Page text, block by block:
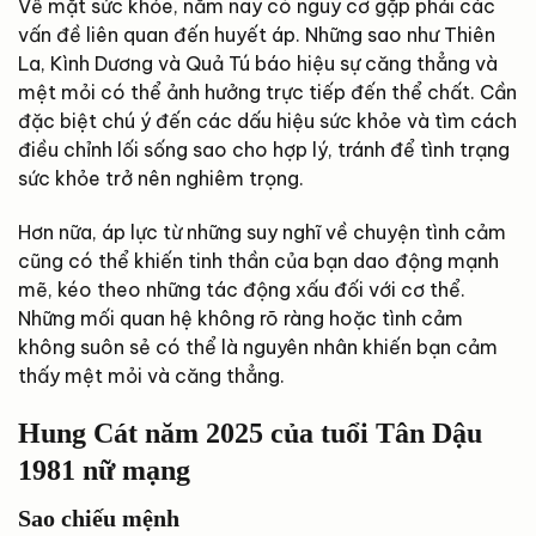
Về mặt sức khỏe, năm nay có nguy cơ gặp phải các
vấn đề liên quan đến huyết áp. Những sao như Thiên
La, Kình Dương và Quả Tú báo hiệu sự căng thẳng và
mệt mỏi có thể ảnh hưởng trực tiếp đến thể chất. Cần
đặc biệt chú ý đến các dấu hiệu sức khỏe và tìm cách
điều chỉnh lối sống sao cho hợp lý, tránh để tình trạng
sức khỏe trở nên nghiêm trọng.
Hơn nữa, áp lực từ những suy nghĩ về chuyện tình cảm
cũng có thể khiến tinh thần của bạn dao động mạnh
mẽ, kéo theo những tác động xấu đối với cơ thể.
Những mối quan hệ không rõ ràng hoặc tình cảm
không suôn sẻ có thể là nguyên nhân khiến bạn cảm
thấy mệt mỏi và căng thẳng.
Hung Cát năm 2025 của tuổi Tân Dậu
1981 nữ mạng
Sao chiếu mệnh